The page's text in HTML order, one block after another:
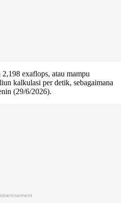
exaflops, atau mampu
kalkulasi per detik, sebagaimana
(29/6/2026).